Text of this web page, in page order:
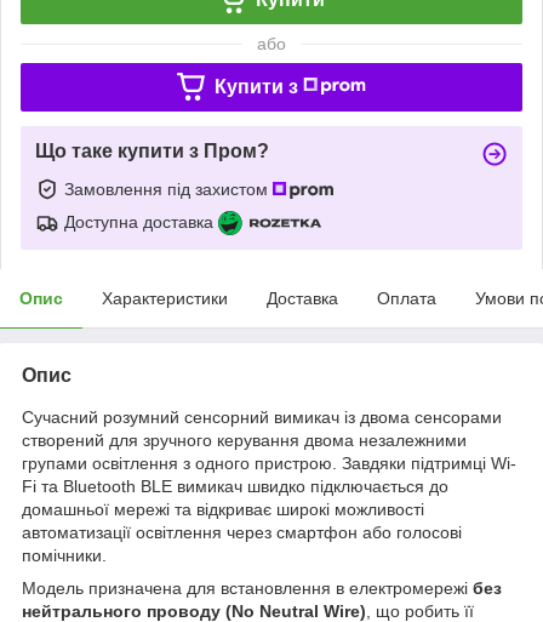
або
Купити з
Що таке купити з Пром?
Замовлення під захистом
Доступна доставка
Опис Характеристики Доставка Оплата Умови
Опис
Сучасний розумний сенсорний вимикач із двома сенсорами
створений для зручного керування двома незалежними
групами освітлення з одного пристрою. Завдяки підтримці Wi-
Fi та Bluetooth BLE вимикач швидко підключається до
домашньої мережі та відкриває широкі можливості
автоматизації освітлення через смартфон або голосові
помічники.
Модель призначена для встановлення в електромережі без
нейтрального проводу (No Neutral Wire) , що робить її